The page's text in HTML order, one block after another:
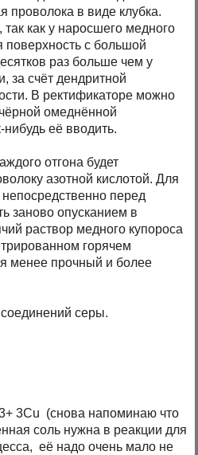
проволока в виде клубка.
как у наросшего медного
поверхность с большой
раз больше чем у
за счёт дендритной
В ректификаторе можно
омеднённой
её вводить.
отгона будет
азотной кислотой. Для
перед
заново опусканием в
раствор медного купороса
горячем
менее прочный и более
серы.
3Cu (снова напоминаю что
соль нужна в реакции для
её надо очень мало не